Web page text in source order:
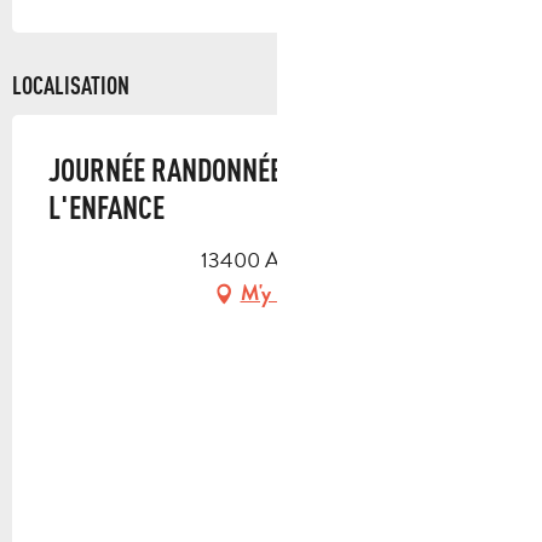
SAMEDI 10 OCTOBRE 2026
SAMEDI 31 OCTOBRE 2026
LOCALISATION
JOURNÉE RANDONNÉE SOUVENIRS DE
L'ENFANCE
13400 Aubagne
M'y rendre